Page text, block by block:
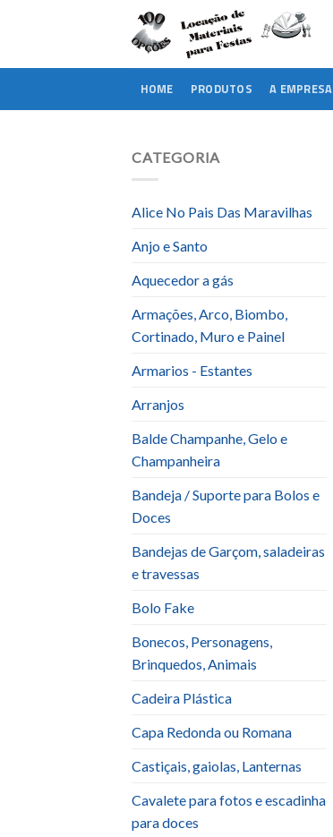
HOME PRODUTOS A EMPRESA
CATEGORIA
Alice No Pais Das Maravilhas
Anjo e Santo
Aquecedor a gás
Armações, Arco, Biombo,
Cortinado, Muro e Painel
Armarios - Estantes
Arranjos
Balde Champanhe, Gelo e
Champanheira
Bandeja / Suporte para Bolos e
Doces
Bandejas de Garçom, saladeiras
e travessas
Bolo Fake
Bonecos, Personagens,
Brinquedos, Animais
Cadeira Plástica
Capa Redonda ou Romana
Castiçais, gaiolas, Lanternas
Cavalete para fotos e escadinha
para doces